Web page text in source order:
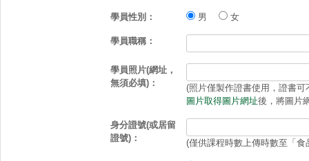
學員性別： 男 女
學員職稱：
學員照片(網址，
無須必填)：
(照片僅製作證書使用，證書
圖片取得圖片網址後，將圖片
身分證號(或居留
證號)：
(僅供課程時數上傳時數至「